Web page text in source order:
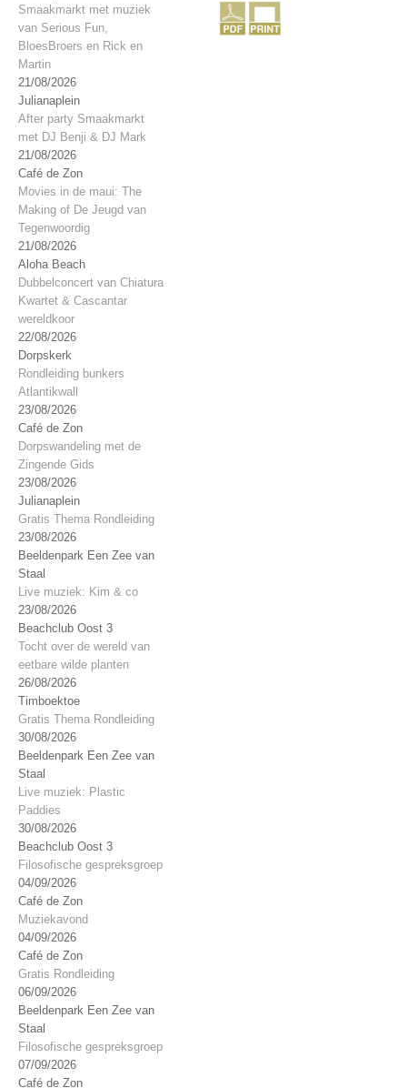
Smaakmarkt met muziek
van Serious Fun,
BloesBroers en Rick en
Martin
21/08/2026
Julianaplein
After party Smaakmarkt
met DJ Benji & DJ Mark
21/08/2026
Café de Zon
Movies in de maui: The
Making of De Jeugd van
Tegenwoordig
21/08/2026
Aloha Beach
Dubbelconcert van Chiatura
Kwartet & Cascantar
wereldkoor
22/08/2026
Dorpskerk
Rondleiding bunkers
Atlantikwall
23/08/2026
Café de Zon
Dorpswandeling met de
Zingende Gids
23/08/2026
Julianaplein
Gratis Thema Rondleiding
23/08/2026
Beeldenpark Een Zee van
Staal
Live muziek: Kim & co
23/08/2026
Beachclub Oost 3
Tocht over de wereld van
eetbare wilde planten
26/08/2026
Timboektoe
Gratis Thema Rondleiding
30/08/2026
Beeldenpark Een Zee van
Staal
Live muziek: Plastic
Paddies
30/08/2026
Beachclub Oost 3
Filosofische gespreksgroep
04/09/2026
Café de Zon
Muziekavond
04/09/2026
Café de Zon
Gratis Rondleiding
06/09/2026
Beeldenpark Een Zee van
Staal
Filosofische gespreksgroep
07/09/2026
Café de Zon